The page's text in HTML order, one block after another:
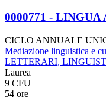
0000771 - LINGUA
CICLO ANNUALE
Mediazione linguistica e
LETTERARI,
Laurea
9 CFU
54 ore